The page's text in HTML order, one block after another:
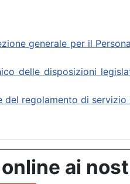
generale per il
delle disposizioni
del regolamento di
ai